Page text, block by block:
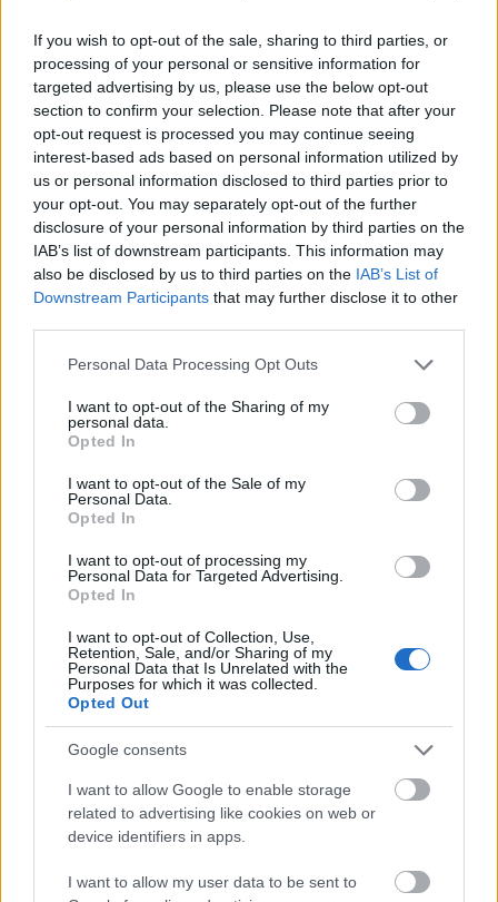
If you wish to opt-out of the sale, sharing to third parties, or
processing of your personal or sensitive information for
targeted advertising by us, please use the below opt-out
section to confirm your selection. Please note that after your
opt-out request is processed you may continue seeing
interest-based ads based on personal information utilized by
us or personal information disclosed to third parties prior to
your opt-out. You may separately opt-out of the further
disclosure of your personal information by third parties on the
IAB’s list of downstream participants. This information may
also be disclosed by us to third parties on the IAB’s List of
Downstream Participants that may further disclose it to other
Please note that this website/app uses one or more Google
not limited to your visit or usage behaviour. You may click to
grant or deny consent to Google and its third-party tags to
use your data for below specified purposes in below Google
consent section.
Personal Data Processing Opt Outs
I want to opt-out of the Sharing of my
personal data.
Opted In
I want to opt-out of the Sale of my
Personal Data.
Opted In
I want to opt-out of processing my
Personal Data for Targeted Advertising.
Opted In
I want to opt-out of Collection, Use,
Retention, Sale, and/or Sharing of my
Personal Data that Is Unrelated with the
Purposes for which it was collected.
Opted Out
Google consents
I want to allow Google to enable storage
related to advertising like cookies on web or
device identifiers in apps.
I want to allow my user data to be sent to
Az orvoslás jövője 20 pontban:
Második rész
Meskó Berci•2013. augusztus 11.
Egy orvosi jövőkutatónak az is feladata, hogy
időnként betekintést nyújtson a jövő orvoslását
várhatóan meghatározó fejlesztések, koncepciók és
elgondolások világába. Az első rész után íme a
második 10 orvosi újítás. 11) A gyógyszerkísérletek
Egy listában Barack Obama-val
Meskó Berci•2012. július 16.
Az egészségügy és az információs technológia
összefüggéseivel foglakozó legnagyobb amerikai
szervezet, a HIMSS (Healthcare Information and
Management Systems Society) kiadta a 100-as
listáját, mely globálisan a terület legfontosabb
szereplőit mutatja be és nagy megtiszteltetés,…
A Top 10 legnagyobb hatású
egészségügyi Twitterező
Meskó Berci•2012. július 12.
Nehéz ezt jobban megfogalmazni, de a Symplur
hosszú idő óta az egészségügyi, orvosi Twitter
foglalkozik és most egy elemzéssel is előálltak,